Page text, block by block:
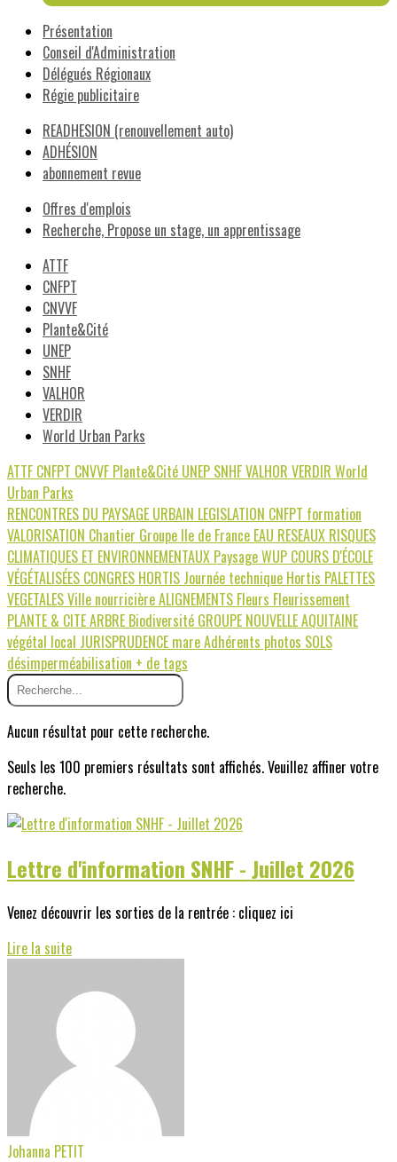
Présentation
Conseil d'Administration
Délégués Régionaux
Régie publicitaire
READHESION (renouvellement auto)
ADHÉSION
abonnement revue
Offres d'emplois
Recherche, Propose un stage, un apprentissage
ATTF
CNFPT
CNVVF
Plante&Cité
UNEP
SNHF
VALHOR
VERDIR
World Urban Parks
ATTF CNFPT CNVVF Plante&Cité UNEP SNHFVALHOR VERDIR World
Urban Parks
RENCONTRES DU PAYSAGE URBAIN LEGISLATION CNFPT formation
VALORISATION Chantier Groupe Ile de France EAU RESEAUX RISQUES
CLIMATIQUES ET ENVIRONNEMENTAUX PaysageWUP COURS D'ÉCOLE
VÉGÉTALISÉES CONGRES HORTIS Journée technique Hortis PALETTES
VEGETALESVille nourricièreALIGNEMENTS Fleurs Fleurissement
PLANTE & CITEARBRE Biodiversité GROUPE NOUVELLE AQUITAINE
végétal local JURISPRUDENCE mareAdhérents photos SOLS
désimperméabilisation + de tags
Aucun résultat pour cette recherche.
Seuls les 100 premiers résultats sont affichés. Veuillez affiner votre
recherche.
Lettre d'information SNHF - Juillet 2026
Venez découvrir les sorties de la rentrée : cliquez ici
Lire la suite
Johanna PETIT